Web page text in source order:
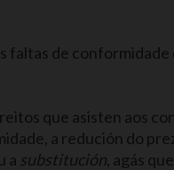
faltas de
que asisten aos
a redución do
a substitución, agás